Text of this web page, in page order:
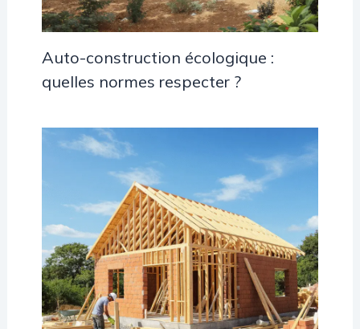
Auto-construction écologique :
quelles normes respecter ?